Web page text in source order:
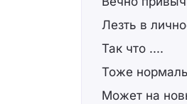
Лезть в
Так что ....
Тоже
Может на